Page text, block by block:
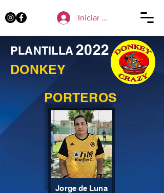
Iniciar sesión
PLANTILLA 2022
DONKEY
PORTEROS
Jorge de Luna